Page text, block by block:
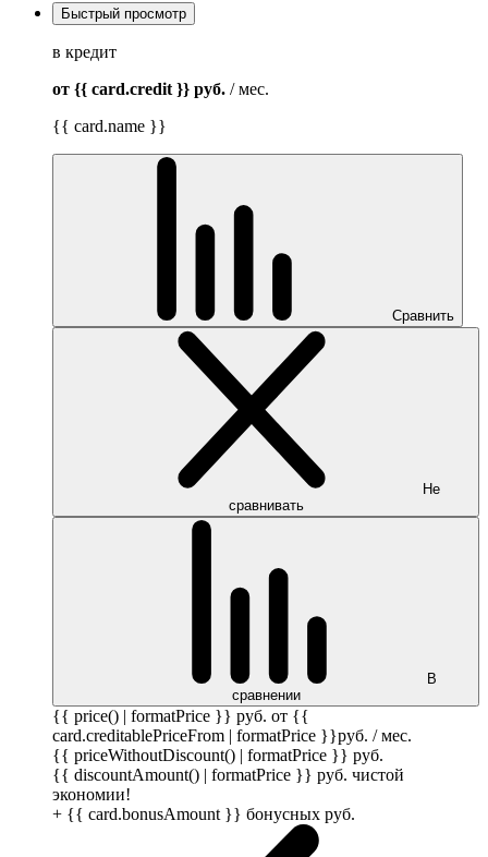
Быстрый просмотр
в кредит
от {{ card.credit }} руб. / мес.
{{ card.name }}
Сравнить
Не
сравнивать
В
сравнении
{{ price() | formatPrice }} руб. от {{
card.creditablePriceFrom | formatPrice }}руб. / мес.
{{ priceWithoutDiscount() | formatPrice }} руб.
{{ discountAmount() | formatPrice }} руб. чистой
экономии!
+ {{ card.bonusAmount }} бонусных руб.